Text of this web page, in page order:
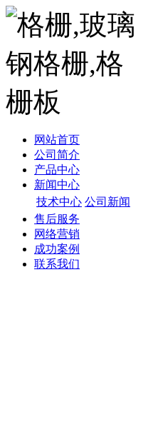
网站首页
公司简介
产品中心
新闻中心
技术中心 公司新闻
售后服务
网络营销
成功案例
联系我们